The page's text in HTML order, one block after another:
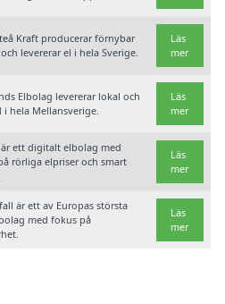
Kraft producerar förnybar
levererar el i hela Sverige.
Läs
mer
Elbolag levererar lokal och
i hela Mellansverige.
Läs
mer
ett digitalt elbolag med
rörliga elpriser och smart
Läs
mer
är ett av Europas största
med fokus på
Läs
mer